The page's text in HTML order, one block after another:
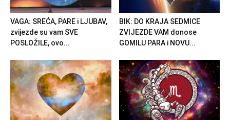
VAGA: SREĆA, PARE i LJUBAV,
zvijezde su vam SVE
POSLOŽILE, ovo...
BIK: DO KRAJA SEDMICE
ZVIJEZDE VAM donose
GOMILU PARA i NOVU...